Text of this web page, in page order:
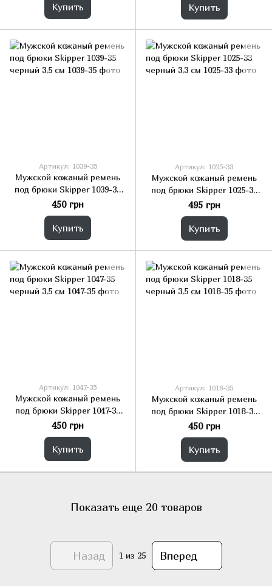
Купить Купить
Артикул: 1039-35
Мужской кожаный ремень
под брюки Skipper 1039-35
черный 3,5 см
450 грн
Купить
Артикул: 1025-33
Мужской кожаный ремень
под брюки Skipper 1025-33
черный 3,3 см
495 грн
Купить
Артикул: 1047-35
Мужской кожаный ремень
под брюки Skipper 1047-35
черный 3,5 см
450 грн
Купить
Артикул: 1018-35
Мужской кожаный ремень
под брюки Skipper 1018-35
черный 3,5 см
450 грн
Купить
Показать еще 20 товаров
Назад 1 из 25 Вперед